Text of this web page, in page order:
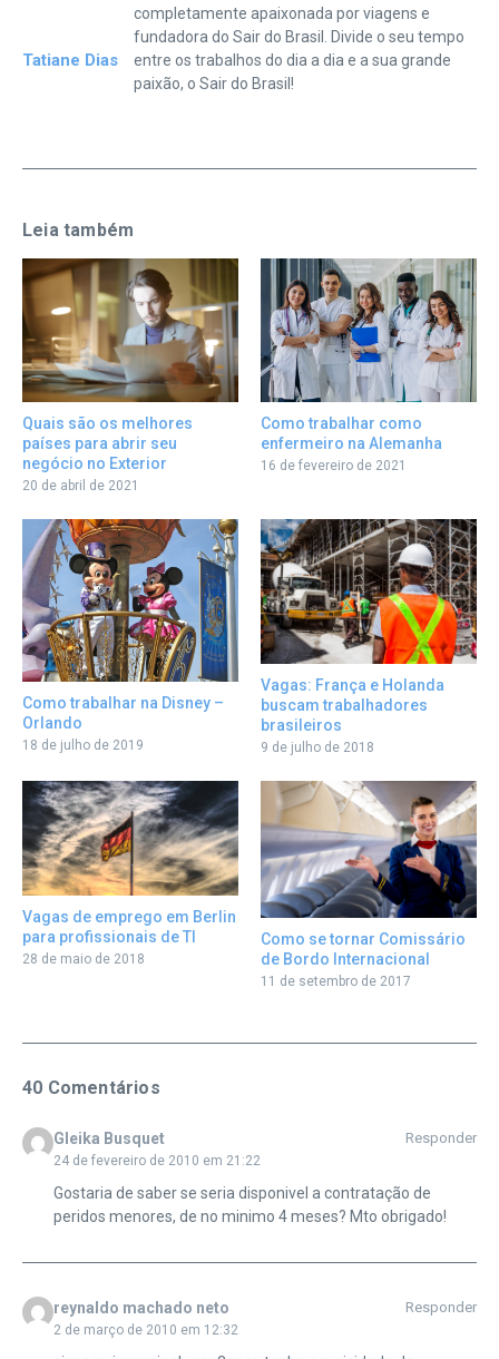
Tatiane Dias
completamente apaixonada por viagens e
fundadora do Sair do Brasil. Divide o seu tempo
entre os trabalhos do dia a dia e a sua grande
paixão, o Sair do Brasil!
Leia também
Quais são os melhores
países para abrir seu
negócio no Exterior
20 de abril de 2021
Como trabalhar como
enfermeiro na Alemanha
16 de fevereiro de 2021
Como trabalhar na Disney –
Orlando
18 de julho de 2019
Vagas: França e Holanda
buscam trabalhadores
brasileiros
9 de julho de 2018
Vagas de emprego em Berlin
para profissionais de TI
28 de maio de 2018
Como se tornar Comissário
de Bordo Internacional
11 de setembro de 2017
40 Comentários
Gleika Busquet
24 de fevereiro de 2010 em 21:22
Responder
Gostaria de saber se seria disponivel a contratação de
peridos menores, de no minimo 4 meses? Mto obrigado!
reynaldo machado neto
2 de março de 2010 em 12:32
Responder